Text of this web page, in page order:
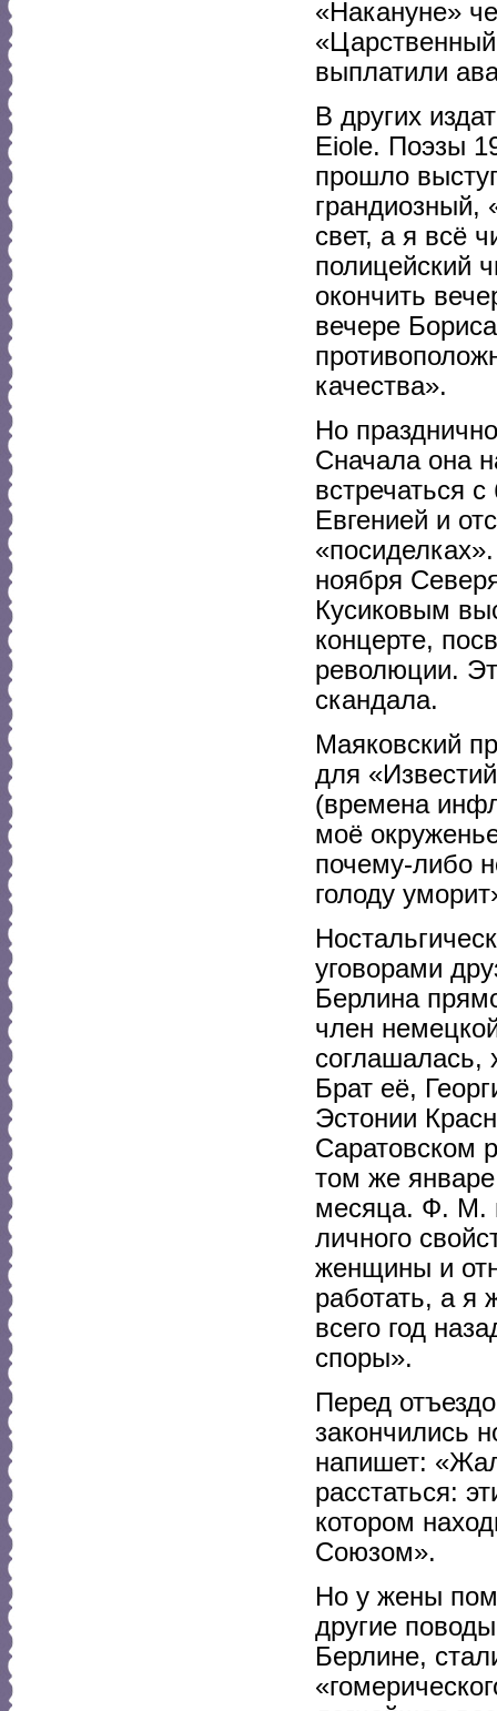
«Накануне»
выплатили
В других
Eiole. Поэзы
прошло
грандиозный,
свет, а я всё
полицейский
окончить
вечере
качества».
Но
Сначала она
встречаться
Евгенией и
ноября
Кусиковым
концерте,
революции.
скандала.
Маяковский
для
(времена
моё
почему-либо
голоду
уговорами
Берлина
член
соглашалась,
Брат её,
Эстонии
Саратовском
том же
месяца. Ф. М.
личного
женщины и
работать, а
всего год
споры».
Перед
закончились
напишет:
расстаться:
котором
Союзом».
Но у жены
другие
Берлине,